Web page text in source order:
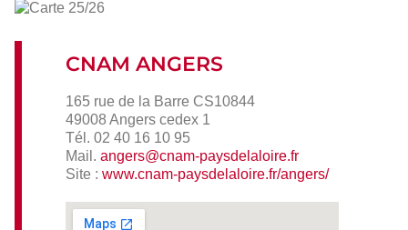
CNAM ANGERS
165 rue de la Barre CS10844
49008 Angers cedex 1
Tél. 02 40 16 10 95
Mail. angers@cnam-paysdelaloire.fr
Site : www.cnam-paysdelaloire.fr/angers/